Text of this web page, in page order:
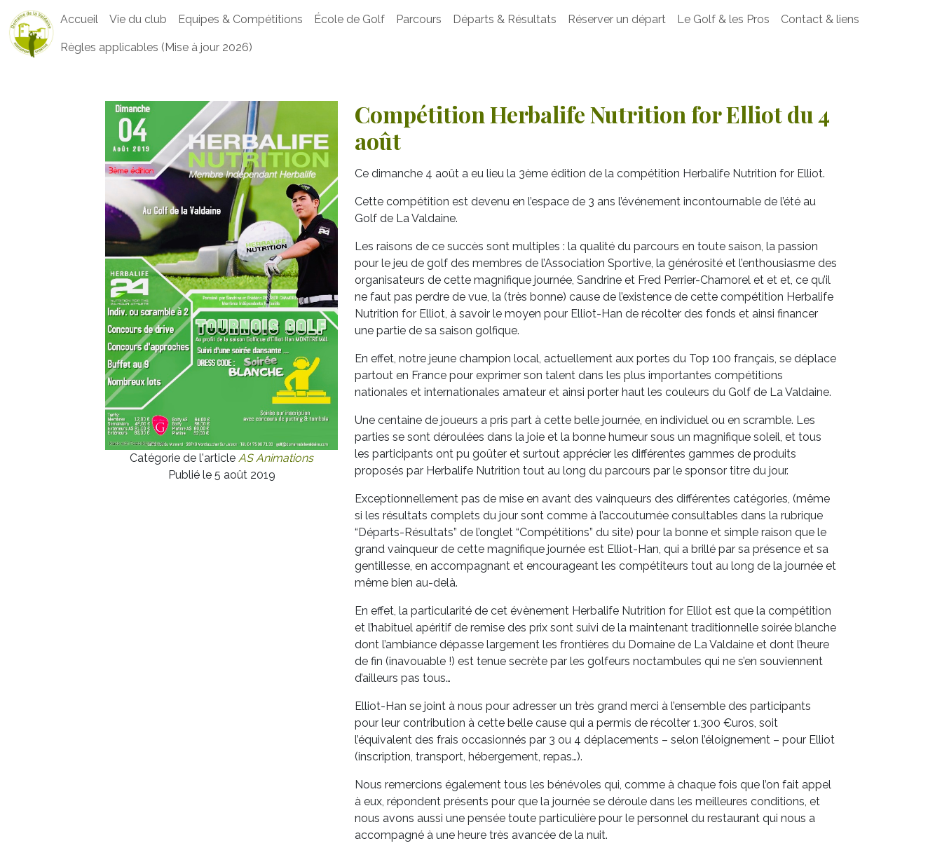
Accueil Vie du club Equipes & Compétitions École de Golf Parcours Départs & Résultats Réserver un départ Le Golf & les Pros Contact & liens
Règles applicables (Mise à jour 2026)
Catégorie de l'article AS Animations
Publié le 5 août 2019
Compétition Herbalife Nutrition for Elliot du 4
août
Ce dimanche 4 août a eu lieu la 3ème édition de la compétition Herbalife Nutrition for Elliot.
Cette compétition est devenu en l’espace de 3 ans l’événement incontournable de l’été au
Golf de La Valdaine.
Les raisons de ce succès sont multiples : la qualité du parcours en toute saison, la passion
pour le jeu de golf des membres de l’Association Sportive, la générosité et l’enthousiasme des
organisateurs de cette magnifique journée, Sandrine et Fred Perrier-Chamorel et et et, ce qu’il
ne faut pas perdre de vue, la (très bonne) cause de l’existence de cette compétition Herbalife
Nutrition for Elliot, à savoir le moyen pour Elliot-Han de récolter des fonds et ainsi financer
une partie de sa saison golfique.
En effet, notre jeune champion local, actuellement aux portes du Top 100 français, se déplace
partout en France pour exprimer son talent dans les plus importantes compétitions
nationales et internationales amateur et ainsi porter haut les couleurs du Golf de La Valdaine.
Une centaine de joueurs a pris part à cette belle journée, en individuel ou en scramble. Les
parties se sont déroulées dans la joie et la bonne humeur sous un magnifique soleil, et tous
les participants ont pu goûter et surtout apprécier les différentes gammes de produits
proposés par Herbalife Nutrition tout au long du parcours par le sponsor titre du jour.
Exceptionnellement pas de mise en avant des vainqueurs des différentes catégories, (même
si les résultats complets du jour sont comme à l’accoutumée consultables dans la rubrique
“Départs-Résultats” de l’onglet “Compétitions” du site) pour la bonne et simple raison que le
grand vainqueur de cette magnifique journée est Elliot-Han, qui a brillé par sa présence et sa
gentillesse, en accompagnant et encourageant les compétiteurs tout au long de la journée et
même bien au-delà.
En effet, la particularité de cet évènement Herbalife Nutrition for Elliot est que la compétition
et l’habituel apéritif de remise des prix sont suivi de la maintenant traditionnelle soirée blanche
dont l’ambiance dépasse largement les frontières du Domaine de La Valdaine et dont l’heure
de fin (inavouable !) est tenue secrète par les golfeurs noctambules qui ne s’en souviennent
d’ailleurs pas tous…
Elliot-Han se joint à nous pour adresser un très grand merci à l’ensemble des participants
pour leur contribution à cette belle cause qui a permis de récolter 1.300 €uros, soit
l’équivalent des frais occasionnés par 3 ou 4 déplacements – selon l’éloignement – pour Elliot
(inscription, transport, hébergement, repas…).
Nous remercions également tous les bénévoles qui, comme à chaque fois que l’on fait appel
à eux, répondent présents pour que la journée se déroule dans les meilleures conditions, et
nous avons aussi une pensée toute particulière pour le personnel du restaurant qui nous a
accompagné à une heure très avancée de la nuit.